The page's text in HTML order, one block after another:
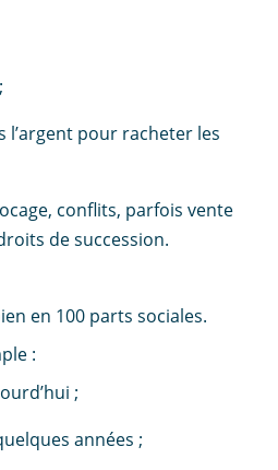
l’argent pour racheter les
conflits, parfois vente
de succession.
en 100 parts sociales.
:
;
années ;